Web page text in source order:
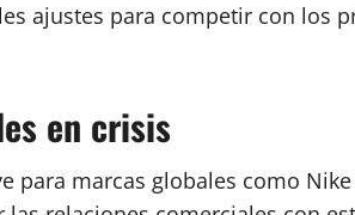
ajustes para competir con los
en crisis
para marcas globales como Nike